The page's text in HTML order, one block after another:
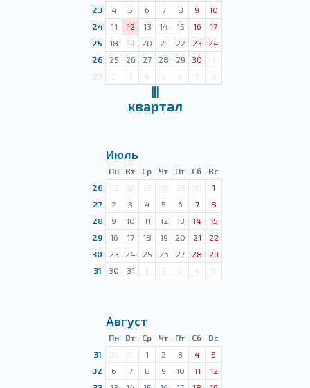
23
4 5 6 7 8 9
10
24
11 12 13 14 15 16
17
25
18 19 20 21 22 23
24
26
25 26 27 28 29 30
1
2 3 4 5 6 7 8
Ⅲ
квартал
Июль
Пн Вт Ср Чт Пт Сб
Вс
26
25 26 27 28 29 30
1
27
2 3 4 5 6 7
8
28
9 10 11 12 13 14
15
29
16 17 18 19 20 21
22
30
23 24 25 26 27 28
29
31
30 31 1 2 3 4 5
Август
Пн Вт Ср Чт Пт Сб
Вс
31
30 31 1 2 3 4
5
32
6 7 8 9 10 11
12